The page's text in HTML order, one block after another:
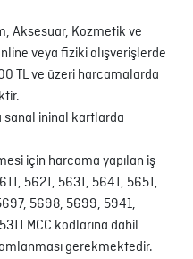
Aksesuar, Kozmetik ve
veya fiziki alışverişlerde
TL ve üzeri harcamalarda
ininal kartlarda
için harcama yapılan iş
5621, 5631, 5641, 5651,
5698, 5699, 5941,
MCC kodlarına dahil
gerekmektedir.